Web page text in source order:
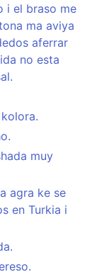
i el braso me
ma aviya
aferrar
no esta
muy
agra ke se
en Turkia i